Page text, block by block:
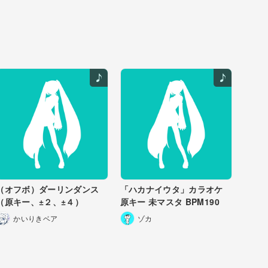
オフボ）ダーリンダンス
原キー、±２、±４）
かいりきベア
「ハカナイウタ」カラオケ
原キー 未マスタ BPM190
ゾカ